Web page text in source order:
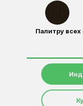
Палитру